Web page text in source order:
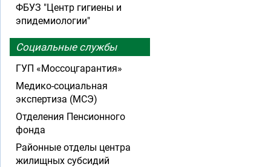
ФБУЗ "Центр гигиены и
эпидемиологии"
Социальные службы
ГУП «Моссоцгарантия»
Медико-социальная
экспертиза (МСЭ)
Отделения Пенсионного
фонда
Районные отделы центра
жилищных субсидий